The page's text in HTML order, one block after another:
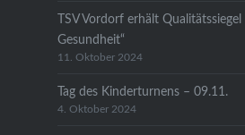
TSV Vordorf erhält Qualitätssiegel
Gesundheit“
11. Oktober 2024
Tag des Kinderturnens – 09.11.
4. Oktober 2024